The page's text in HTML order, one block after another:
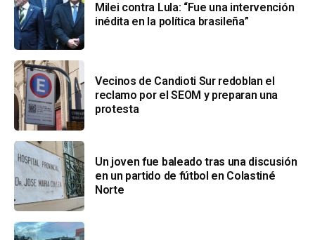
Milei contra Lula: “Fue una intervención
inédita en la política brasileña”
Vecinos de Candioti Sur redoblan el
reclamo por el SEOM y preparan una
protesta
Un joven fue baleado tras una discusión
en un partido de fútbol en Colastiné
Norte